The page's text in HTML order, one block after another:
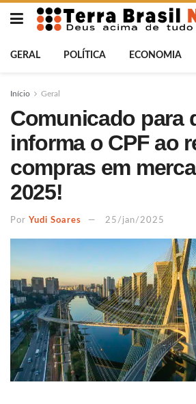
GERAL POLÍTICA ECONOMIA
Início Geral
Comunicado para
informa o CPF ao
compras em
2025!
Por Yudi Soares 25/jan/2025